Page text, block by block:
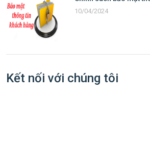
10/04/2024
Kết nối với chúng tôi